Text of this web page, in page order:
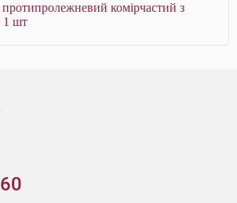
комірчастий з
1 шт